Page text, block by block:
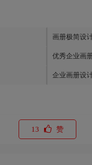
画册极简设
优秀企业画
企业画册设
13 赞